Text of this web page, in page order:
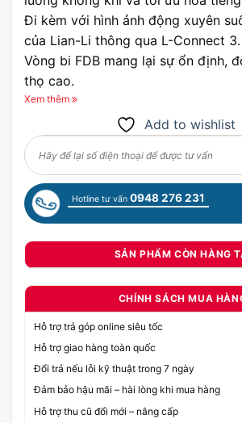
Đi kèm với hình ảnh động xuyên
của Lian-Li thông qua L-Connect 3.
Vòng bi FDB mang lại sự ổn định,
thọ cao.
Gương vô cực mở rộng xung quanh
đường dẫn ánh sáng dài hơn để
nhìn thống nhất như chuỗi hoa cúc.
Có hai vùng ánh sáng để tăng khả
ánh sáng.
Hệ thống khóa liên động UNIFAN
cáp dễ dàng.
Bộ điều khiển tốc độ quạt và đèn
sẻ với UNIFAN TL.
Kiểm soát phần mềm hoàn chỉnh
Xem thêm
Add to wishlist
Hotline tư vấn 0948 276 231
SẢN PHẨM CÒN HÀNG
CHÍNH SÁCH MUA
Hỗ trợ trả góp online siêu tốc
Hỗ trợ giao hàng toàn quốc
Đổi trả nếu lỗi kỹ thuật trong 7 ngày
Đảm bảo hậu mãi – hài lòng khi mua hàng
Hỗ trợ thu cũ đổi mới – nâng cấp